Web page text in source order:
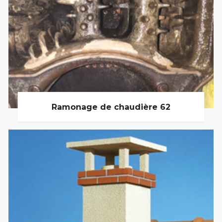
Ramonage de chaudière 62